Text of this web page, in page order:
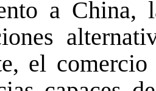
a China,
el